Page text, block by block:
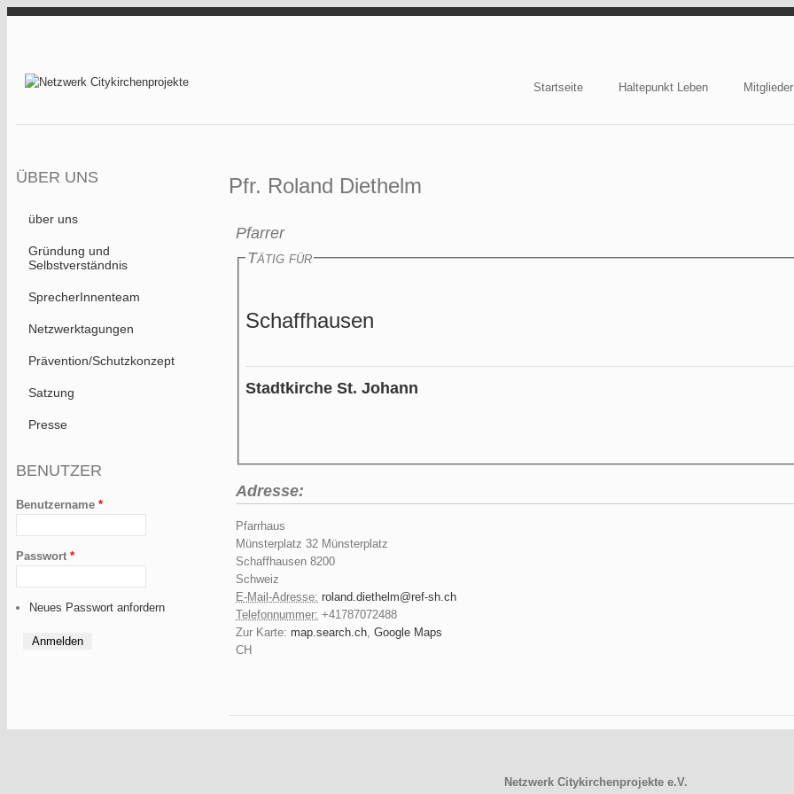
Direkt zum Inhalt
Netzwerk
Startseite Haltepunkt Leben Mitglieder
Pfr. Roland Diethelm
Pfarrer
Tätig für
Schaffhausen
Stadtkirche St. Johann
Adresse:
Pfarrhaus
Münsterplatz 32 Münsterplatz
Schaffhausen 8200
Schweiz
E-Mail-Adresse: roland.diethelm@ref-sh.ch
Telefonnummer: +41787072488
Zur Karte: map.search.ch Google Maps
CH
ÜBER UNS
über uns
Gründung und
Selbstverständnis
SprecherInnenteam
Netzwerktagungen
Prävention/Schutzkonzept
Satzung
Presse
BENUTZER
Benutzername *
Passwort *
Neues Passwort anfordern
Netzwerk Citykirchenprojekte e.V.